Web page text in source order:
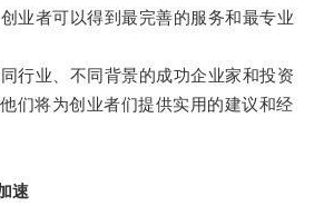
者可以得到最完善的服务和最专业
业、不同背景的成功企业家和投资
们将为创业者们提供实用的建议和经
速